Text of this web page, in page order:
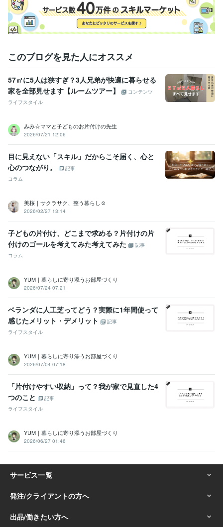
得意分野
住まい・美容・生活相談 整理収納
整理収納・お片付け
このブログを見た人にオススメ
57㎡に5人は狭すぎ？3人兄弟が快適に暮らせる
家を全部見せます【ルームツアー】
コンテンツ
ライフスタイル
みみ☆ママと子どものお片付けの先生
2026/07/21 12:06
目に見えない「スキル」だからこそ届く、心と
心のつながり。
記事
コラム
美桜｜サクラサク、整う暮らし☺︎
2026/02/27 13:14
子どもの片付け、どこまで求める？片付けの片
付けのゴールを考えてみた考えてみた
記事
コラム
YUM｜暮らしに寄り添うお部屋づくり
2026/07/24 07:21
ベランダに人工芝ってどう？実際に1年間使って
感じたメリット・デメリット
記事
ライフスタイル
YUM｜暮らしに寄り添うお部屋づくり
2026/07/04 07:18
「片付けやすい収納」って？我が家で見直した4
つのこと
記事
ライフスタイル
YUM｜暮らしに寄り添うお部屋づくり
2026/06/27 01:46